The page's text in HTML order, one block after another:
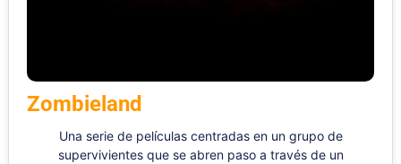
Zombieland
Una serie de películas centradas en un grupo de
supervivientes que se abren paso a través de un